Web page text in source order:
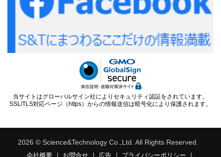
当サイトはグローバルサイン社によりセキュリティ認証をされています。
SSL/TLS対応ページ（https）からの情報送信は暗号化により保護されます。
2026 © Science&Technology Co.,Ltd. All Rights Reserved.